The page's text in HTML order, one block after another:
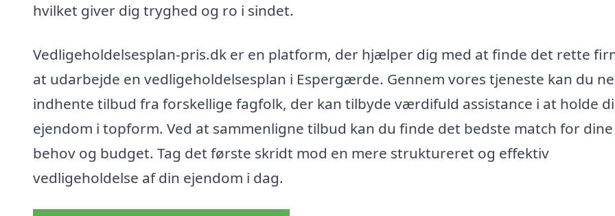
hvilket giver dig tryghed og ro i sindet.
Vedligeholdelsesplan-pris.dk er en platform, der hjælper dig med at finde det rette
at udarbejde en vedligeholdelsesplan i Espergærde. Gennem vores tjeneste kan du
indhente tilbud fra forskellige fagfolk, der kan tilbyde værdifuld assistance i at holde
ejendom i topform. Ved at sammenligne tilbud kan du finde det bedste match for dine
behov og budget. Tag det første skridt mod en mere struktureret og effektiv
vedligeholdelse af din ejendom i dag.